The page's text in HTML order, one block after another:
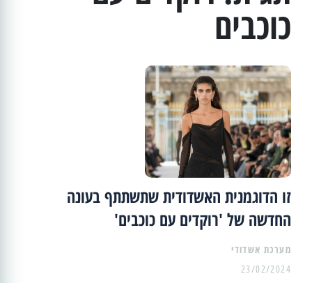
כוכבים
זו הדוגמנית האשדודית שתשתתף בעונה
החדשה של 'רוקדים עם כוכבים'
מערכת אשדודי
23/02/2024